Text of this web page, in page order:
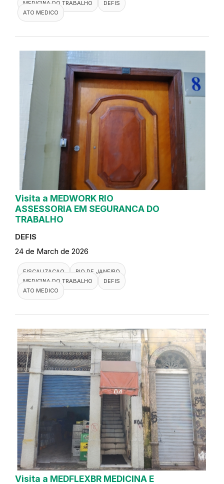
MEDICINA DO TRABALHO
DEFIS
ATO MEDICO
Visita a MEDWORK RIO
ASSESSORIA EM SEGURANCA DO
TRABALHO
DEFIS
24 de March de 2026
FISCALIZACAO
RIO DE JANEIRO
MEDICINA DO TRABALHO
DEFIS
ATO MEDICO
Visita a MEDFLEXBR MEDICINA E